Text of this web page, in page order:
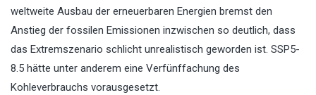
weltweite Ausbau der erneuerbaren Energien bremst den
Anstieg der fossilen Emissionen inzwischen so deutlich, dass
das Extremszenario schlicht unrealistisch geworden ist. SSP5-
8.5 hätte unter anderem eine Verfünffachung des
Kohleverbrauchs vorausgesetzt.